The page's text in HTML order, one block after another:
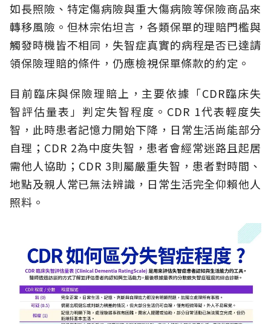
如長照險、特定傷病險與重大傷病險等保險商品來
轉移風險。但林宗佑坦言，各類保單的理賠門檻與
觸發時機皆不相同，失智症真實的病程是否已達請
領保險理賠的條件，仍應檢視保單條款的約定。
目前臨床與保險理賠上，主要依據「CDR臨床失
智評估量表」判定失智程度。CDR 1代表輕度失
智，此時患者記憶力開始下降，日常生活尚能部分
自理；CDR 2為中度失智，患者會經常迷路且起居
需他人協助；CDR 3則屬嚴重失智，患者對時間、
地點及親人常已無法辨識，日常生活完全仰賴他人
照料。